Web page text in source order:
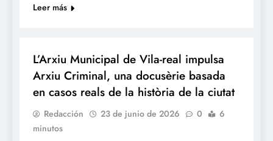
Leer más
L’Arxiu Municipal de Vila-real impulsa
Arxiu Criminal, una docusèrie basada
en casos reals de la història de la ciutat
Redacción 23 de junio de 2026 0
6
minutos